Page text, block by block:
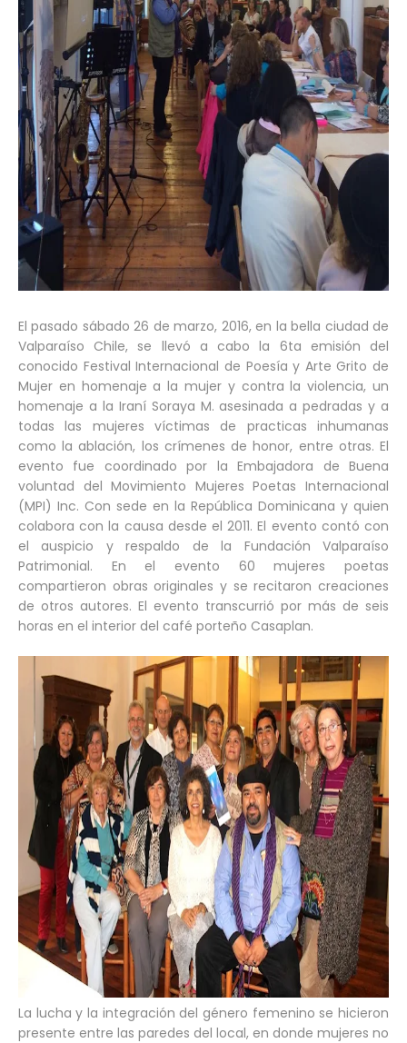
El pasado sábado 26 de marzo, 2016, en la bella ciudad de
Valparaíso Chile, se llevó a cabo la 6ta emisión del
conocido Festival Internacional de Poesía y Arte Grito de
Mujer en homenaje a la mujer y contra la violencia, un
homenaje a la Iraní Soraya M. asesinada a pedradas y a
todas las mujeres víctimas de practicas inhumanas
como la ablación, los crímenes de honor, entre otras. El
evento fue coordinado por la Embajadora de Buena
voluntad del Movimiento Mujeres Poetas Internacional
(MPI) Inc. Con sede en la República Dominicana y quien
colabora con la causa desde el 2011. El evento contó con
el auspicio y respaldo de la Fundación Valparaíso
Patrimonial. En el evento 60 mujeres poetas
compartieron obras originales y se recitaron creaciones
de otros autores. El evento transcurrió por más de seis
horas en el interior del café porteño Casaplan.
La lucha y la integración del género femenino se hicieron
presente entre las paredes del local, en donde mujeres no